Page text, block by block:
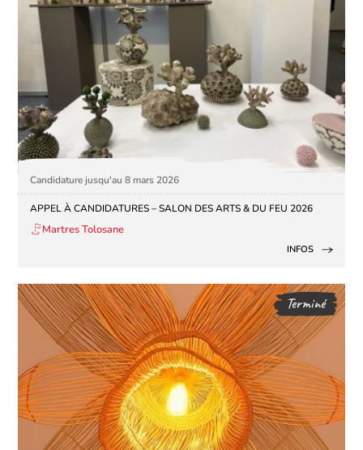
Candidature jusqu'au 8 mars 2026
APPEL À CANDIDATURES – SALON DES ARTS & DU FEU 2026
Martres Tolosane
INFOS
Terminé